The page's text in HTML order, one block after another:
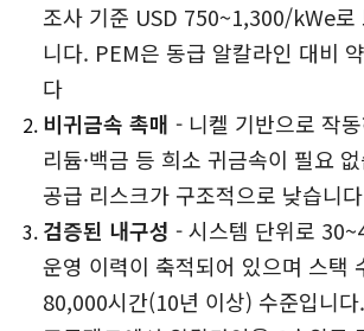
조사 기준 USD 750~1,300/kWe로
니다. PEM은 동급 알칼라인 대비
다
비귀금속 촉매 - 니켈 기반으로 작
리듐·백금 등 희소 귀금속이 필요
공급 리스크가 구조적으로 낮습니다
검증된 내구성 - 시스템 단위로
운영 이력이 축적되어 있으며 스택
80,000시간(10년 이상) 수준입니